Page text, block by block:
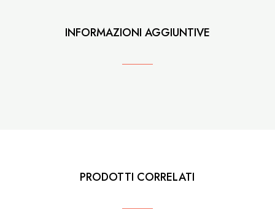
INFORMAZIONI AGGIUNTIVE
PRODOTTI CORRELATI